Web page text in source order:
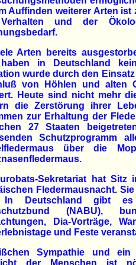
Auffinden weiterer Arten
und der
Arten bereits
in Deutschland
wurde durch den
von Höhlen und alten
Heute sind nicht mehr
die Zerstörung ihrer
zur Erhaltung der
27 Staaten
Schutzprogramm
über die
Sekretariat hat
Fledermausnacht.
In Deutschland gibt
(NABU),
Dia-Vorträge,
und Feste
Sympathie und